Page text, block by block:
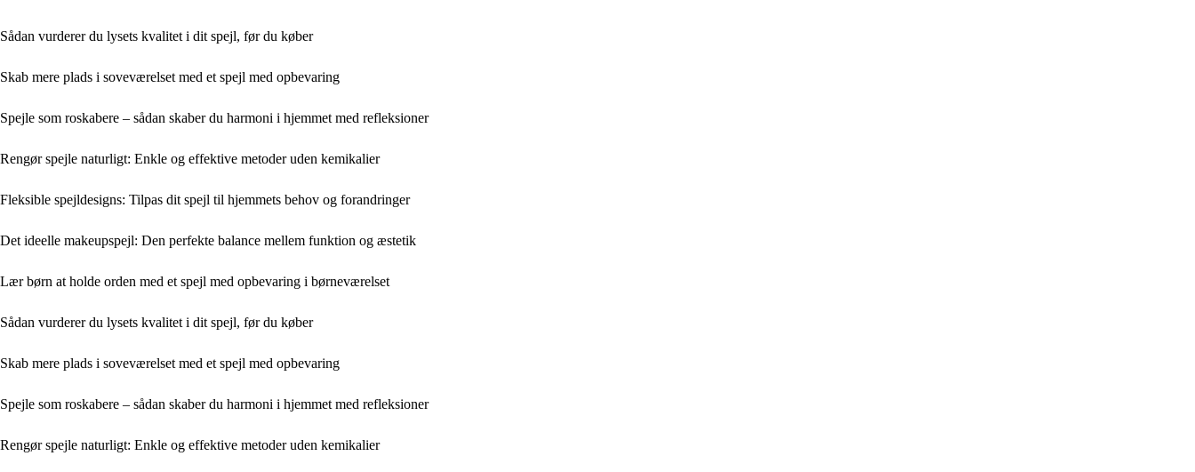
Sådan vurderer du lysets kvalitet i dit spejl, før du køber
Skab mere plads i soveværelset med et spejl med opbevaring
Spejle som roskabere – sådan skaber du harmoni i hjemmet med refleksioner
Rengør spejle naturligt: Enkle og effektive metoder uden kemikalier
Fleksible spejldesigns: Tilpas dit spejl til hjemmets behov og forandringer
Det ideelle makeupspejl: Den perfekte balance mellem funktion og æstetik
Lær børn at holde orden med et spejl med opbevaring i børneværelset
Sådan vurderer du lysets kvalitet i dit spejl, før du køber
Skab mere plads i soveværelset med et spejl med opbevaring
Spejle som roskabere – sådan skaber du harmoni i hjemmet med refleksioner
Rengør spejle naturligt: Enkle og effektive metoder uden kemikalier